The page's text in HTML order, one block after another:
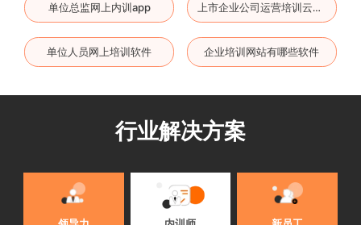
单位总监网上内训app 上市企业公司运营培训云平台
单位人员网上培训软件 企业培训网站有哪些软件
行业解决方案